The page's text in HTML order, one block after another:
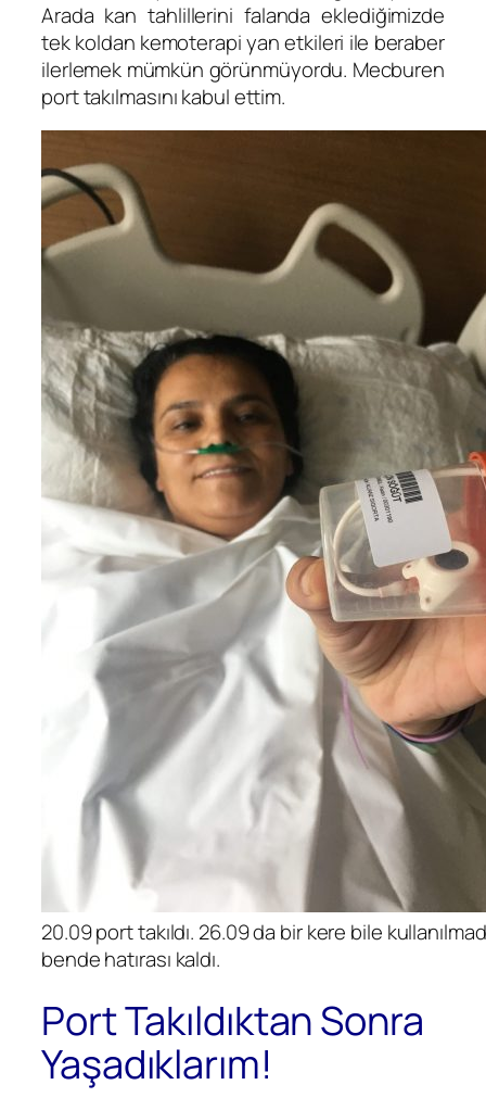
Arada kan tahlillerini falanda eklediğimizde
tek koldan kemoterapi yan etkileri ile beraber
ilerlemek mümkün görünmüyordu. Mecburen
port takılmasını kabul ettim.
20.09 port takıldı. 26.09 da bir kere bile
bende hatırası kaldı.
Port Takıldıktan Sonra
Yaşadıklarım!